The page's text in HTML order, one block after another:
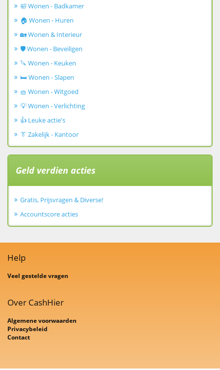
🛀 Wonen - Badkamer
🏠 Wonen - Huren
🏡 Wonen & Interieur
🛡️ Wonen - Beveiligen
🔪 Wonen - Keuken
🛏️ Wonen - Slapen
🧺 Wonen - Witgoed
💡 Wonen - Verlichting
👍 Leuke actie's
👔 Zakelijk - Kantoor
Geld verdien acties
Gratis, Prijsvragen & Diverse!
Accountscore acties
Help
Veel gestelde vragen
Over CashHier
Algemene voorwaarden
Privacybeleid
Contact